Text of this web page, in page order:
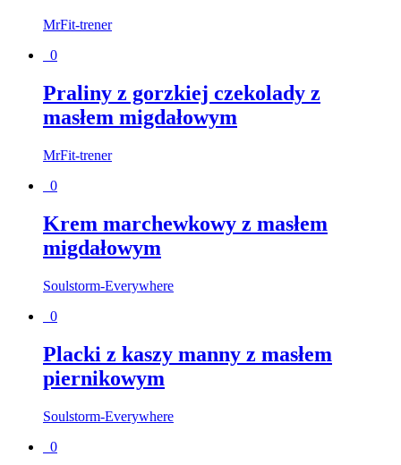
MrFit-trener
0
Praliny z gorzkiej czekolady z
masłem migdałowym
MrFit-trener
0
Krem marchewkowy z masłem
migdałowym
Soulstorm-Everywhere
0
Placki z kaszy manny z masłem
piernikowym
Soulstorm-Everywhere
0